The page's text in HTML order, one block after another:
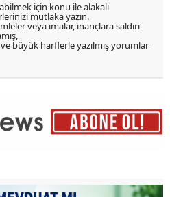
için konu ile alakalı
mutlaka yazın.
veya imalar, inançlara saldırı
büyük harflerle yazılmış yorumlar